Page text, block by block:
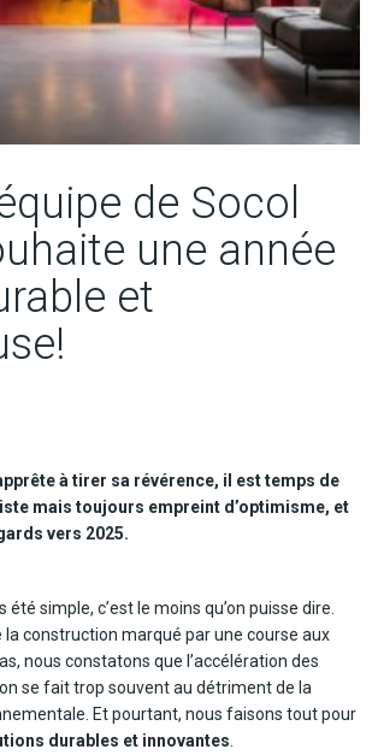
de Socol
une année
et
à tirer sa révérence, il est temps de
mais toujours empreint d’optimisme, et
vers 2025.
été simple, c’est le moins qu’on puisse dire.
la construction marqué par une course aux
nous constatons que l’accélération des
se fait trop souvent au détriment de la
Et pourtant, nous faisons tout pour
durables et innovantes